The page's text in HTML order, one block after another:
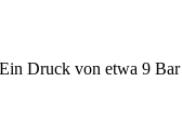
Druck von etwa 9